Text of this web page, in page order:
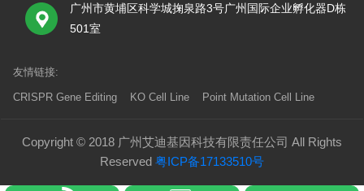
广州市黄埔区科学城掬泉路3号广州国际企业孵化器D栋
501室
友情链接:
CRISPR Gene Editing KO Cell Line Point Mutation Cell Line
Copyright © 2018 广州艾迪基因科技有限责任公司 All Rights
Reserved 粤ICP备17133510号